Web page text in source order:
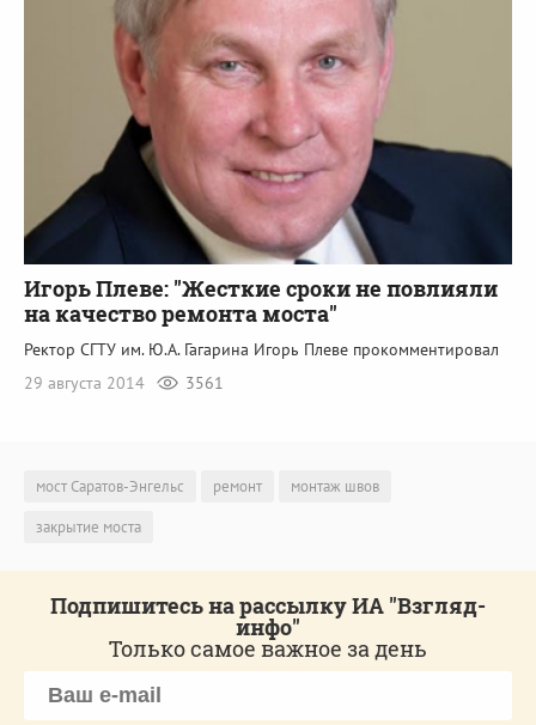
Игорь Плеве: "Жесткие сроки не повлияли
на качество ремонта моста"
Ректор СГТУ им. Ю.А. Гагарина Игорь Плеве прокомментировал
29 августа 2014
3561
мост Саратов-Энгельс ремонт
монтаж швов
закрытие моста
Подпишитесь на рассылку ИА "Взгляд-
инфо"
Только самое важное за день